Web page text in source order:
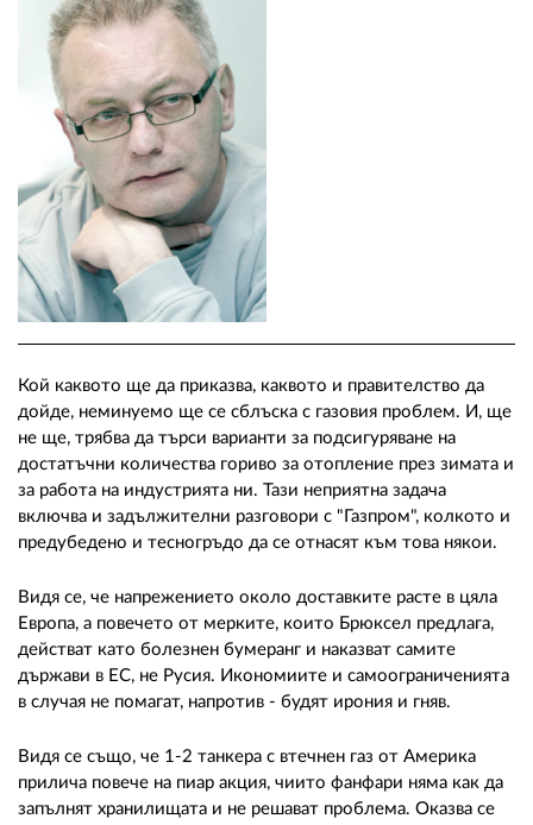
Кой каквото ще да приказва, каквото и правителство да
дойде, неминуемо ще се сблъска с газовия проблем. И, ще
не ще, трябва да търси варианти за подсигуряване на
достатъчни количества гориво за отопление през зимата и
за работа на индустрията ни. Тази неприятна задача
включва и задължителни разговори с "Газпром", колкото и
предубедено и тесногръдо да се отнасят към това някои.
Видя се, че напрежението около доставките расте в цяла
Европа, а повечето от мерките, които Брюксел предлага,
действат като болезнен бумеранг и наказват самите
държави в ЕС, не Русия. Икономиите и самоограниченията
в случая не помагат, напротив - будят ирония и гняв.
Видя се също, че 1-2 танкера с втечнен газ от Америка
прилича повече на пиар акция, чиито фанфари няма как да
запълнят хранилищата и не решават проблема. Оказва се
АБОНАМЕНТ
УСЛОВИЯ ЗА ПОЛЗВАНЕ
ПОЛИТИКА ЗА БИСКВИТКИТЕ
ПОЛИТИКАТА ЗА
ПОВЕРИТЕЛНОСТ